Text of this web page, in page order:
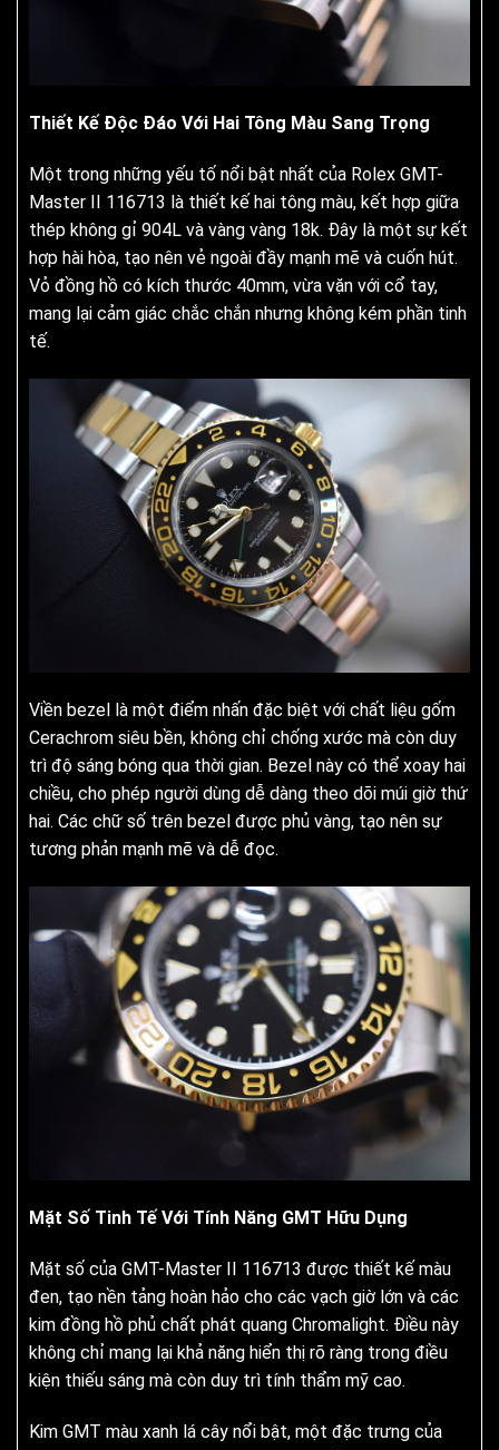
Thiết Kế Độc Đáo Với Hai Tông Màu Sang Trọng
Một trong những yếu tố nổi bật nhất của Rolex GMT-
Master II 116713 là thiết kế hai tông màu, kết hợp giữa
thép không gỉ 904L và vàng vàng 18k. Đây là một sự kết
hợp hài hòa, tạo nên vẻ ngoài đầy mạnh mẽ và cuốn hút.
Vỏ đồng hồ có kích thước 40mm, vừa vặn với cổ tay,
mang lại cảm giác chắc chắn nhưng không kém phần tinh
tế.
Viền bezel là một điểm nhấn đặc biệt với chất liệu gốm
Cerachrom siêu bền, không chỉ chống xước mà còn duy
trì độ sáng bóng qua thời gian. Bezel này có thể xoay hai
chiều, cho phép người dùng dễ dàng theo dõi múi giờ thứ
hai. Các chữ số trên bezel được phủ vàng, tạo nên sự
tương phản mạnh mẽ và dễ đọc.
Mặt Số Tinh Tế Với Tính Năng GMT Hữu Dụng
Mặt số của GMT-Master II 116713 được thiết kế màu
đen, tạo nền tảng hoàn hảo cho các vạch giờ lớn và các
kim đồng hồ phủ chất phát quang Chromalight. Điều này
không chỉ mang lại khả năng hiển thị rõ ràng trong điều
kiện thiếu sáng mà còn duy trì tính thẩm mỹ cao.
Kim GMT màu xanh lá cây nổi bật, một đặc trưng của